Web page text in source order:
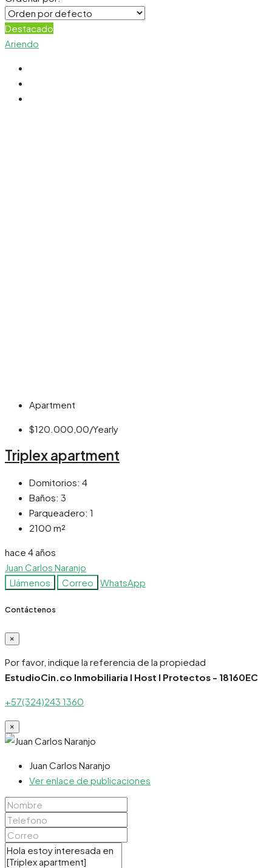
Destacado
Ariendo
Apartment
$120.000,00/Yearly
Triplex apartment
Domitorios: 4
Baños: 3
Parqueadero: 1
2100 m²
hace 4 años
Juan Carlos Naranjo
Llámenos
Correo WhatsApp
Contáctenos
×
Por favor, indique la referencia de la propiedad
EstudioCin.co Inmobiliaria I Host I Protectos - 18160EC
+57(324)243 1360
×
Juan Carlos Naranjo
Ver enlace de publicaciones